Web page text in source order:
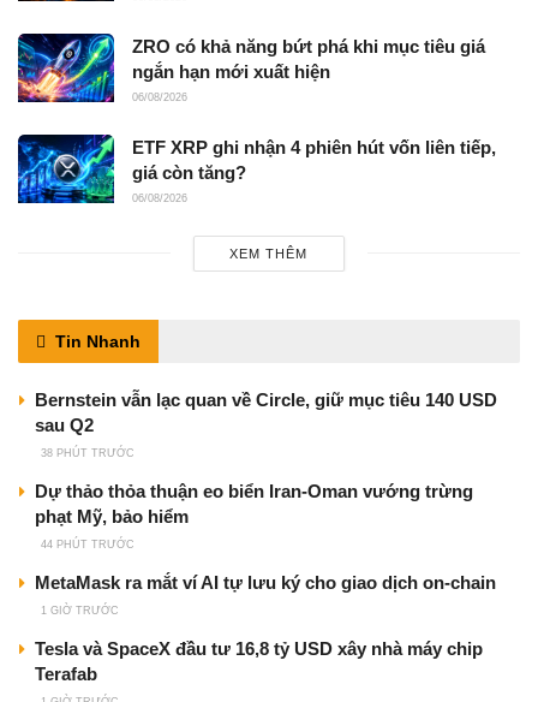
ZRO có khả năng bứt phá khi mục tiêu giá
ngắn hạn mới xuất hiện
06/08/2026
ETF XRP ghi nhận 4 phiên hút vốn liên tiếp,
giá còn tăng?
06/08/2026
XEM THÊM
Tin Nhanh
Bernstein vẫn lạc quan về Circle, giữ mục tiêu 140 USD
sau Q2
38 PHÚT TRƯỚC
Dự thảo thỏa thuận eo biển Iran-Oman vướng trừng
phạt Mỹ, bảo hiểm
44 PHÚT TRƯỚC
MetaMask ra mắt ví AI tự lưu ký cho giao dịch on-chain
1 GIỜ TRƯỚC
Tesla và SpaceX đầu tư 16,8 tỷ USD xây nhà máy chip
Terafab